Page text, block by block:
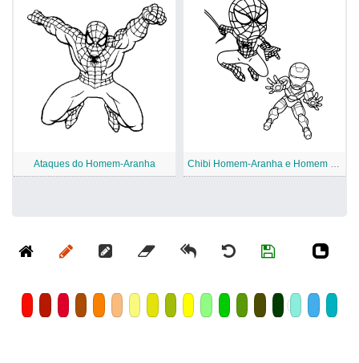
Ataques do Homem-Aranha Chibi Homem-Aranha e Homem de Ferro